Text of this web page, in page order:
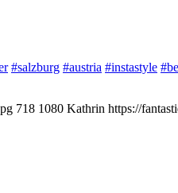
#salzburg #austria #instastyle
718 1080 Kathrin https://